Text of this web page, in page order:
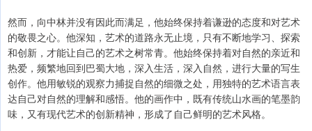
然而，向中林并没有因此而满足，他始终保持着谦逊的态度和对艺术
的敬畏之心。他深知，艺术的道路永无止境，只有不断地学习、探索
和创新，才能让自己的艺术之树常青。他始终保持着对自然的亲近和
热爱，频繁地回到巴蜀大地，深入生活，深入自然，进行大量的写生
创作。他用敏锐的观察力捕捉自然的细微之处，用独特的艺术语言表
达自己对自然的理解和感悟。他的画作中，既有传统山水画的笔墨韵
味，又有现代艺术的创新精神，形成了自己鲜明的艺术风格。